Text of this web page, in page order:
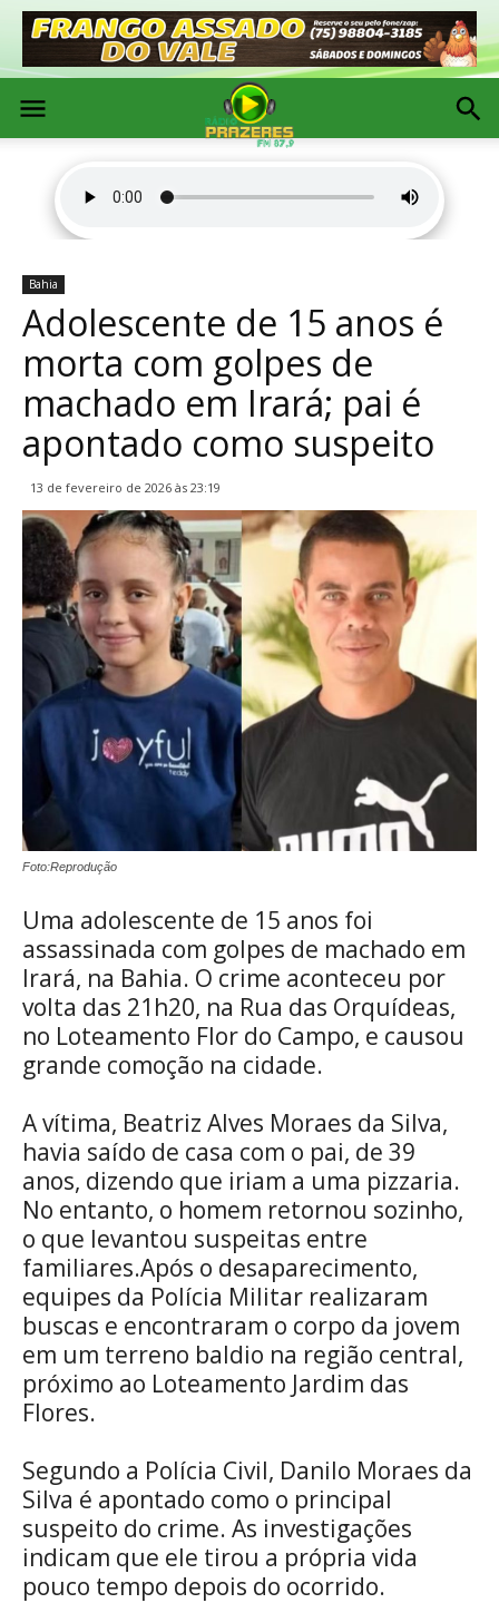
Bahia
Adolescente de 15 anos é
morta com golpes de
machado em Irará; pai é
apontado como suspeito
13 de fevereiro de 2026 às 23:19
Foto:Reprodução
Uma adolescente de 15 anos foi
assassinada com golpes de machado em
Irará, na Bahia. O crime aconteceu por
volta das 21h20, na Rua das Orquídeas,
no Loteamento Flor do Campo, e causou
grande comoção na cidade.
A vítima, Beatriz Alves Moraes da Silva,
havia saído de casa com o pai, de 39
anos, dizendo que iriam a uma pizzaria.
No entanto, o homem retornou sozinho,
o que levantou suspeitas entre
familiares.Após o desaparecimento,
equipes da Polícia Militar realizaram
buscas e encontraram o corpo da jovem
em um terreno baldio na região central,
próximo ao Loteamento Jardim das
Flores.
Segundo a Polícia Civil, Danilo Moraes da
Silva é apontado como o principal
suspeito do crime. As investigações
indicam que ele tirou a própria vida
pouco tempo depois do ocorrido.